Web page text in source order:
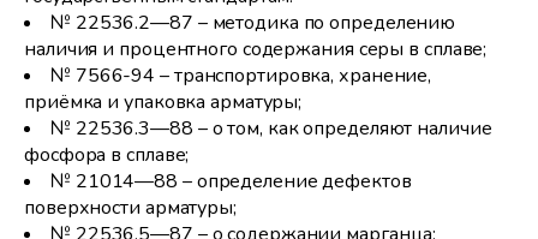
№ 22536.2—87 – методика по определению
наличия и процентного содержания серы в сплаве;
№ 7566-94 – транспортировка, хранение,
приёмка и упаковка арматуры;
№ 22536.3—88 – о том, как определяют наличие
фосфора в сплаве;
№ 21014—88 – определение дефектов
поверхности арматуры;